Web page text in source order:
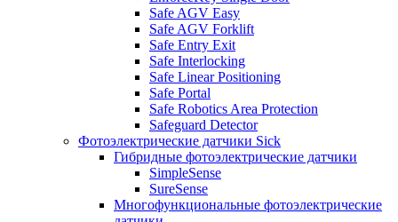
Safe AGV Easy
Safe AGV Forklift
Safe Entry Exit
Safe Interlocking
Safe Linear Positioning
Safe Portal
Safe Robotics Area Protection
Safeguard Detector
Фотоэлектрические датчики Sick
Гибридные фотоэлектрические датчики
SimpleSense
SureSense
Многофункциональные фотоэлектрические